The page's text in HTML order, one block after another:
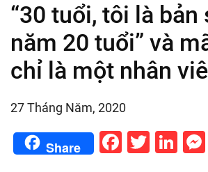
“30 tuổi, tôi là bản
năm 20 tuổi” và
chỉ là một nhân
27 Tháng Năm, 2020
Share